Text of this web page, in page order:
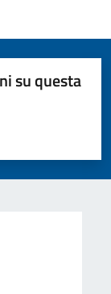
su questa